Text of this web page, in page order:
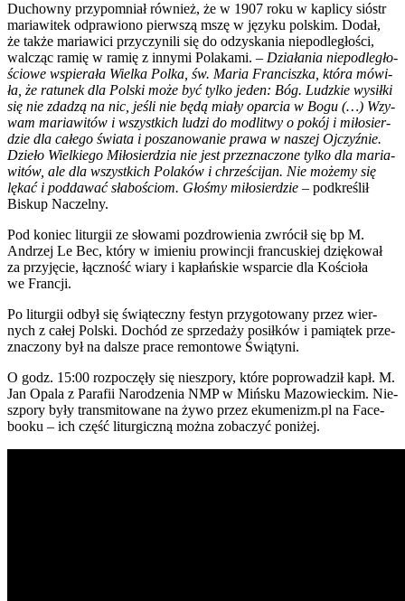
Duchow­ny przy­po­mniał rów­nież, że w 1907 roku w kapli­cy sióstr
maria­wi­tek odpra­wio­no pierw­szą mszę w języ­ku pol­skim. Dodał,
że tak­że maria­wi­ci przy­czy­ni­li się do odzy­ska­nia nie­pod­le­gło­ści,
wal­cząc ramię w ramię z inny­mi Pola­ka­mi. – Dzia­ła­nia nie­pod­le­gło­
ścio­we wspie­ra­ła Wiel­ka Polka, św. Maria Fran­cisz­ka, któ­ra mówi­
ła, że ratu­nek dla Pol­ski może być tyl­ko jeden: Bóg. Ludz­kie wysił­ki
się nie zda­dzą na nic, jeśli nie będą mia­ły opar­cia w Bogu (…) Wzy­
wam maria­wi­tów i wszyst­kich ludzi do modli­twy o pokój i miło­sier­
dzie dla całe­go świa­ta i posza­no­wa­nie pra­wa w naszej Ojczyź­nie.
Dzie­ło Wiel­kie­go Miło­sier­dzia nie jest prze­zna­czo­ne tyl­ko dla maria­
wi­tów, ale dla wszyst­kich Pola­ków i chrze­ści­jan. Nie może­my się
lękać i pod­da­wać sła­bo­ściom. Gło­śmy miło­sier­dzie – pod­kre­ślił
Biskup Naczel­ny.
Pod koniec litur­gii ze sło­wa­mi pozdro­wie­nia zwró­cił się bp M.
Andrzej Le Bec, któ­ry w imie­niu pro­win­cji fran­cu­skiej dzię­ko­wał
za przy­ję­cie, łącz­ność wia­ry i kapłań­skie wspar­cie dla Kościo­ła
we Fran­cji.
Po litur­gii odbył się świą­tecz­ny festyn przy­go­to­wa­ny przez wier­
nych z całej Pol­ski. Dochód ze sprze­da­ży posił­ków i pamią­tek prze­
zna­czo­ny był na dal­sze pra­ce remon­to­we Świą­ty­ni.
O godz. 15:00 roz­po­czę­ły się nie­szpo­ry, któ­re popro­wa­dził kapł. M.
Jan Opa­la z Para­fii Naro­dze­nia NMP w Miń­sku Mazo­wiec­kim. Nie­
szpo­ry były trans­mi­to­wa­ne na żywo przez ekumenizm.pl na Face­
bo­oku – ich część litur­gicz­ną moż­na zoba­czyć poni­żej.